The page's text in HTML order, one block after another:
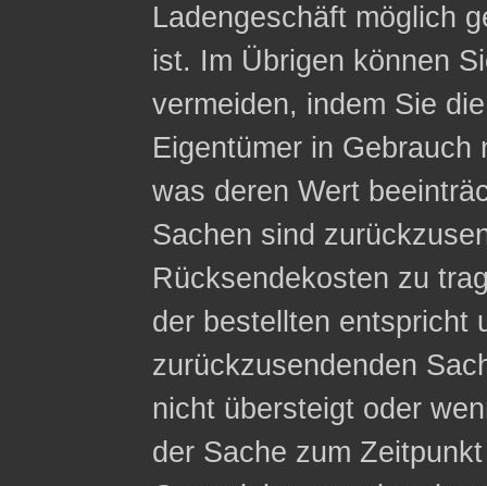
Ladengeschäft möglich
ist. Im Übrigen können
vermeiden, indem Sie
Eigentümer in
was deren Wert
Sachen sind
Rücksendekosten zu
der bestellten entspricht
zurückzusendenden
nicht übersteigt oder
der Sache zum